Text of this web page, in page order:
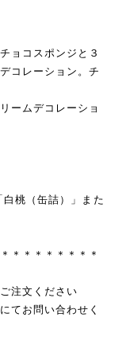
ョコスポンジと３
コレーション。チ
ームデコレーショ
桃（缶詰）」また
＊＊＊＊＊＊＊＊
注文ください
てお問い合わせく